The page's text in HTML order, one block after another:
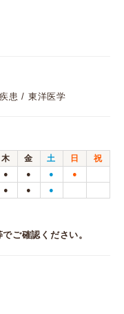
患 / 東洋医学
木 金 土 日
祝
● ● ● ●
● ● ●
ご確認ください。